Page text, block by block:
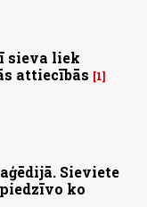
sieva liek
attiecībās
1
Sieviete
ko